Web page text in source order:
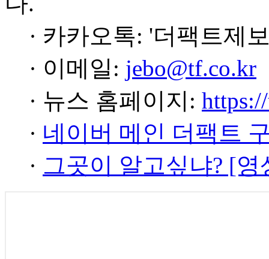
· 카카오톡: '더팩트제
· 이메일: jebo@tf.co.kr
· 뉴스 홈페이지:
· 네이버 메인 더팩트
· 그곳이 알고싶냐? [